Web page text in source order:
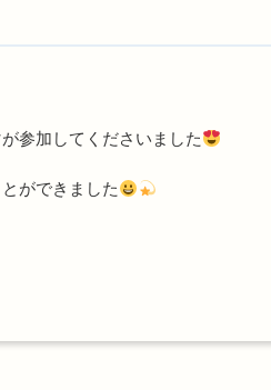
参加してくださいました
ができました